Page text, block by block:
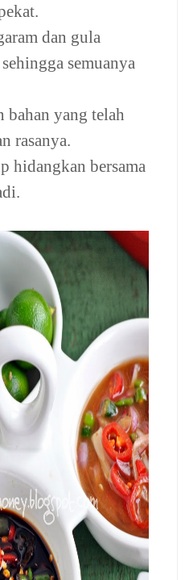
dan gula
semuanya
bahan yang telah
rasanya.
hidangkan bersama